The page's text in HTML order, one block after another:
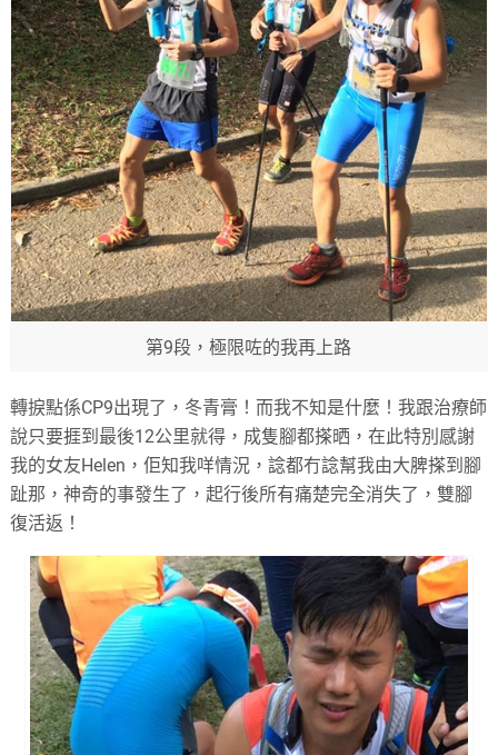
第9段，極限咗的我再上路
轉捩點係CP9出現了，冬青膏！而我不知是什麼！我跟治療師
說只要捱到最後12公里就得，成隻腳都搽晒，在此特別感謝
我的女友Helen，佢知我咩情況，諗都冇諗幫我由大脾搽到腳
趾那，神奇的事發生了，起行後所有痛楚完全消失了，雙腳
復活返！